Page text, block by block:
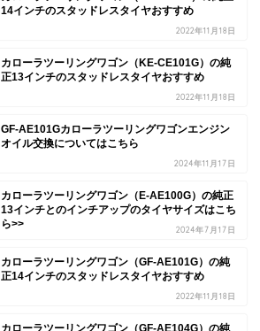
14インチのスタッドレスタイヤおすすめ
2022年11月18日
カローラツーリングワゴン（KE-CE101G）の純
正13インチのスタッドレスタイヤおすすめ
2022年11月18日
GF-AE101Gカローラツーリングワゴンエンジン
オイル交換についてはこちら
2024年11月17日
カローラツーリングワゴン（E-AE100G）の純正
13インチとのインチアップのタイヤサイズはこち
ら>>
2024年7月17日
カローラツーリングワゴン（GF-AE101G）の純
正14インチのスタッドレスタイヤおすすめ
2022年11月18日
カローラツーリングワゴン（GF-AE104G）の純